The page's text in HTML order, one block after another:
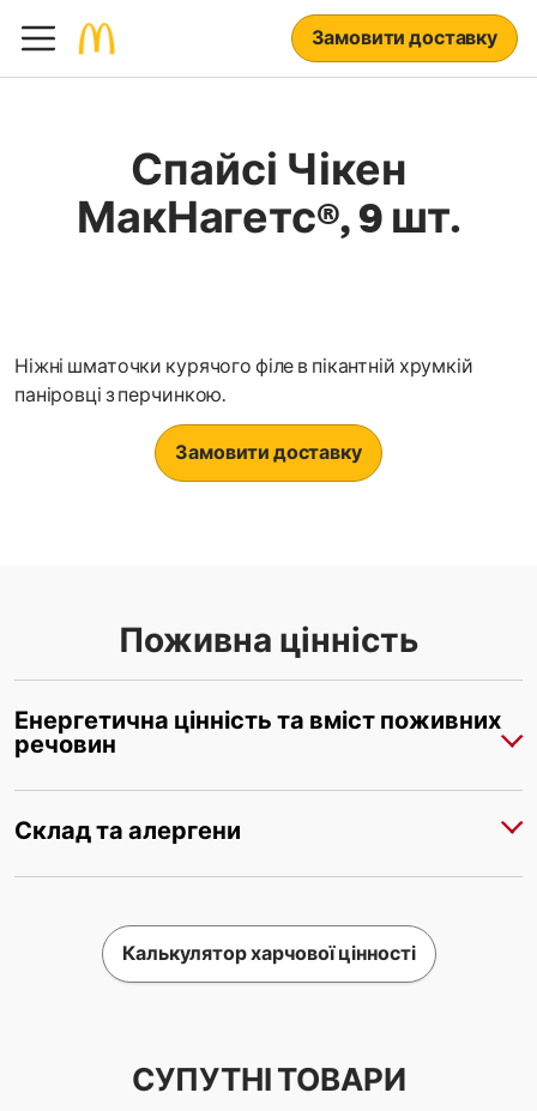
Замовити доставку
Спайсі Чікен
МакНагетс®, 9 шт.
Ніжні шматочки курячого філе в пікантній хрумкій
паніровці з перчинкою.
Замовити доставку
Поживна цінність
Енергетична цінність та вміст поживних
речовин
Склад та алергени
Калькулятор харчової цінності
СУПУТНІ ТОВАРИ